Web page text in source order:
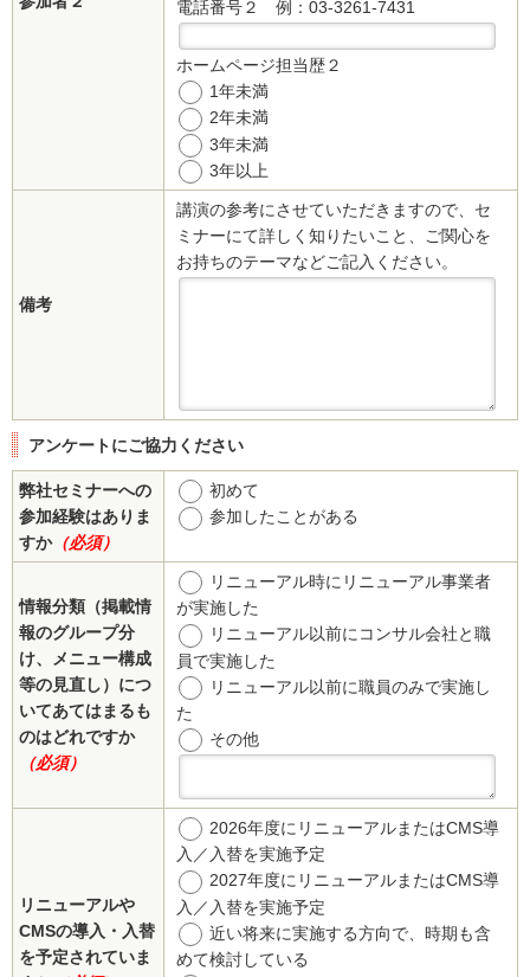
電話番号２ 例：03-3261-7431
ホームページ担当歴２
1年未満
2年未満
3年未満
3年以上
備考
講演の参考にさせていただきますので、セ
ミナーにて詳しく知りたいこと、ご関心を
お持ちのテーマなどご記入ください。
アンケートにご協力ください
弊社セミナーへの
参加経験はありま
すか（必須）
初めて
参加したことがある
情報分類（掲載情
報のグループ分
け、メニュー構成
等の見直し）につ
いてあてはまるも
のはどれですか
（必須）
リニューアル時にリニューアル事業者
が実施した
リニューアル以前にコンサル会社と職
員で実施した
リニューアル以前に職員のみで実施し
た
その他
リニューアルや
CMSの導入・入替
を予定されていま
2026年度にリニューアルまたはCMS導
入／入替を実施予定
2027年度にリニューアルまたはCMS導
入／入替を実施予定
近い将来に実施する方向で、時期も含
めて検討している